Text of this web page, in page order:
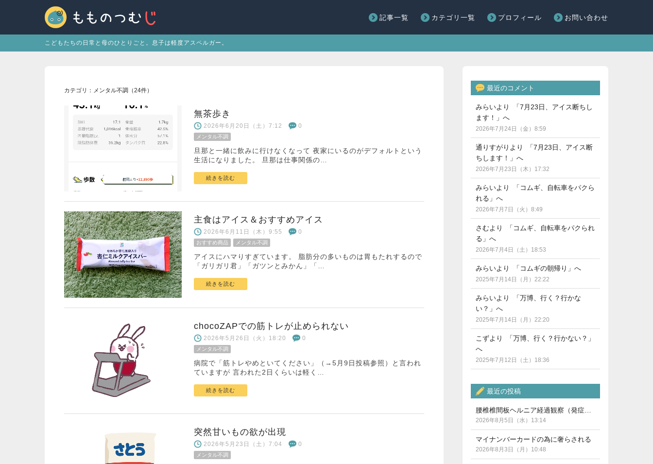
記事一覧 カテゴリ一覧 プロフィール お問い合わせ
こどもたちの日常と母のひとりごと。息子は軽度アスペルガー。
カテゴリ：メンタル不調（24件）
無茶歩き
2026年6月20日（土）7:12 0
メンタル不調
旦那と一緒に飲みに行けなくなって 夜家にいるのがデフォルトという
生活になりました。 旦那は仕事関係の…
続きを読む
主食はアイス＆おすすめアイス
2026年6月11日（木）9:55 0
おすすめ商品 メンタル不調
アイスにハマりすぎています。 脂肪分の多いものは胃もたれするので
「ガリガリ君」「ガツンとみかん」「…
続きを読む
chocoZAPでの筋トレが止められない
2026年5月26日（火）18:20 0
メンタル不調
病院で「筋トレやめといてください」（→5月9日投稿参照）と言われ
ていますが 言われた2日くらいは軽く…
続きを読む
突然甘いもの欲が出現
2026年5月23日（土）7:04 0
メンタル不調
最近のコメント
みらいより 「7月23日、アイス断ちし
ます！」へ
2026年7月24日（金）8:59
通りすがりより 「7月23日、アイス断
ちします！」へ
2026年7月23日（木）17:32
みらいより 「コムギ、自転車をパクら
れる」へ
2026年7月7日（火）8:49
さむより 「コムギ、自転車をパクられ
る」へ
2026年7月4日（土）18:53
みらいより 「コムギの朝帰り」へ
2025年7月14日（月）22:22
みらいより 「万博、行く？行かな
い？」へ
2025年7月14日（月）22:20
こずより 「万博、行く？行かない？」
へ
2025年7月12日（土）18:36
最近の投稿
2026年8月5日（水）13:14
マイナンバーカードの為に奢らされる
2026年8月3日（月）10:48